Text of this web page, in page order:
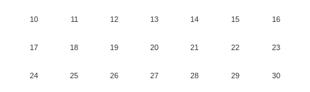
10 11 12 13 14 15 16
17 18 19 20 21 22 23
24 25 26 27 28 29 30